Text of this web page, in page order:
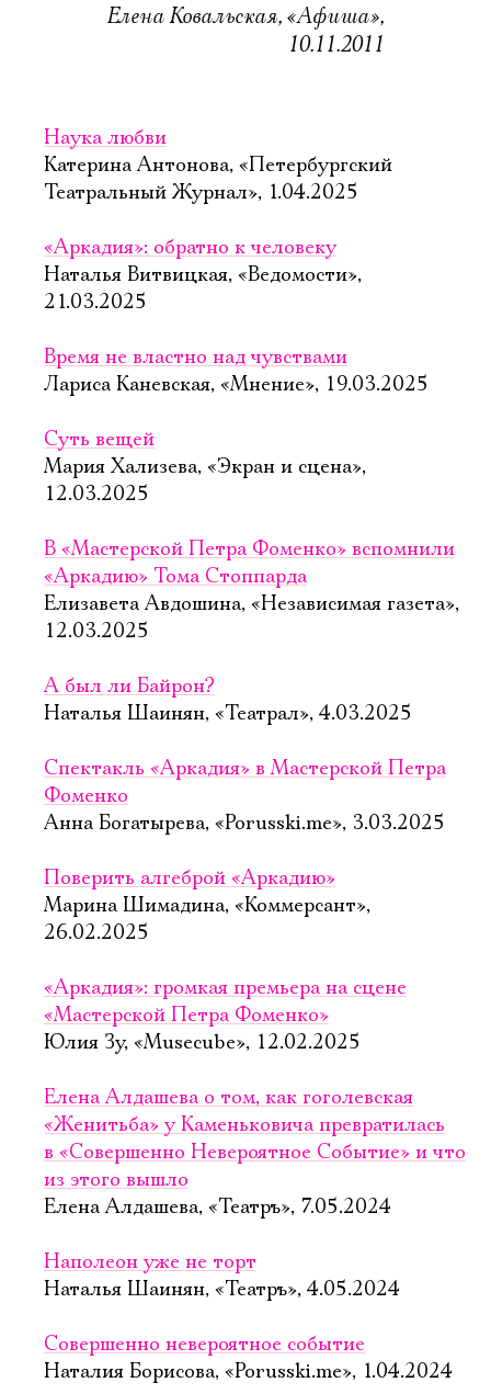
Елена Ковальская, «Афиша»,
10.11.2011
Наука любви
Катерина Антонова, «Петербургский
Театральный Журнал», 1.04.2025
«Аркадия»: обратно к человеку
Наталья Витвицкая, «Ведомости»,
21.03.2025
Время не властно над чувствами
Лариса Каневская, «Мнение», 19.03.2025
Суть вещей
Мария Хализева, «Экран и сцена»,
12.03.2025
В «Мастерской Петра Фоменко» вспомнили
«Аркадию» Тома Стоппарда
Елизавета Авдошина, «Независимая газета»,
12.03.2025
А был ли Байрон?
Наталья Шаинян, «Театрал», 4.03.2025
Спектакль «Аркадия» в Мастерской Петра
Фоменко
Анна Богатырева, «Porusski.me», 3.03.2025
Поверить алгеброй «Аркадию»
Марина Шимадина, «Коммерсант»,
26.02.2025
«Аркадия»: громкая премьера на сцене
«Мастерской Петра Фоменко»
Юлия Зу, «Musecube», 12.02.2025
Елена Алдашева о том, как гоголевская
«Женитьба» у Каменьковича превратилась
в «Совершенно Невероятное Событие» и что
из этого вышло
Елена Алдашева, «Театръ», 7.05.2024
Наполеон уже не торт
Наталья Шаинян, «Театръ», 4.05.2024
Совершенно невероятное событие
Наталия Борисова, «Porusski.me», 1.04.2024